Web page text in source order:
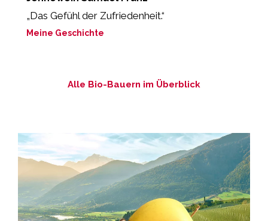
„Das Gefühl der Zufriedenheit.“
Meine Geschichte
Alle Bio-Bauern im Überblick